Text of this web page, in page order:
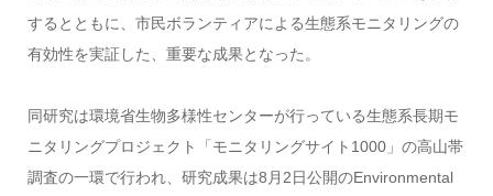
するとともに、市民ボランティアによる生態系モニタリングの
有効性を実証した、重要な成果となった。
同研究は環境省生物多様性センターが行っている生態系長期モ
ニタリングプロジェクト「モニタリングサイト1000」の高山帯
調査の一環で行われ、研究成果は8月2日公開のEnvironmental